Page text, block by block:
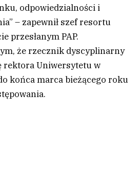
odpowiedzialności i
– zapewnił szef resortu
przesłanym PAP.
że rzecznik dyscyplinarny
rektora Uniwersytetu w
końca marca bieżącego roku